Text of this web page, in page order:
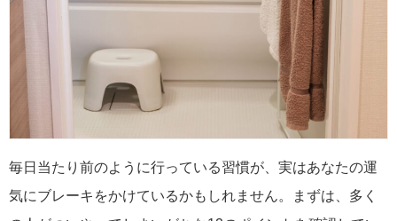
毎日当たり前のように行っている習慣が、実はあなたの運
気にブレーキをかけているかもしれません。まずは、多く